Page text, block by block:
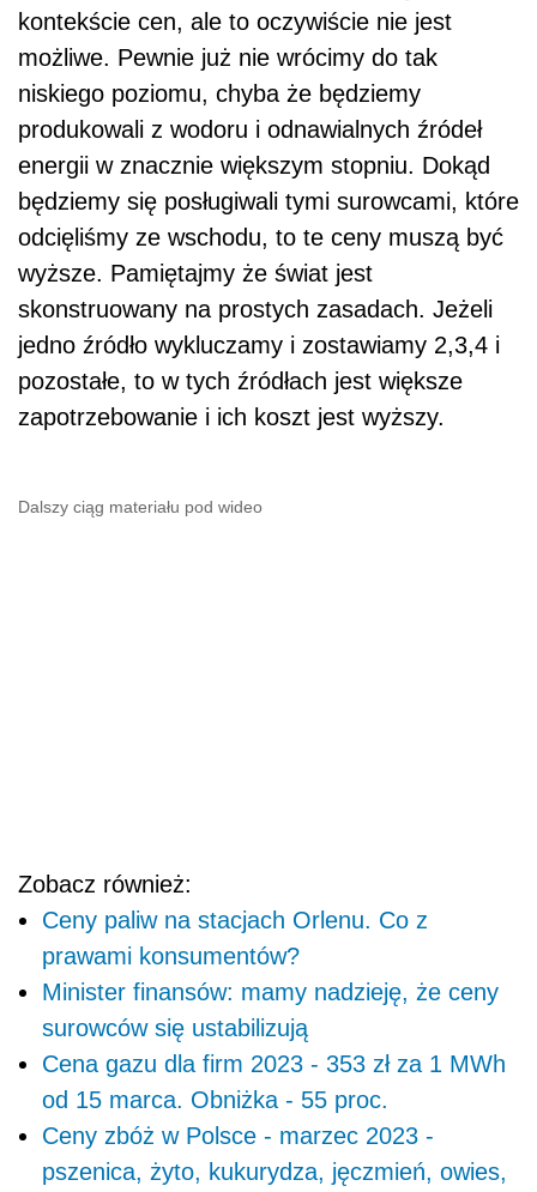
kontekście cen, ale to oczywiście nie jest
możliwe. Pewnie już nie wrócimy do tak
niskiego poziomu, chyba że będziemy
produkowali z wodoru i odnawialnych źródeł
energii w znacznie większym stopniu. Dokąd
będziemy się posługiwali tymi surowcami, które
odcięliśmy ze wschodu, to te ceny muszą być
wyższe. Pamiętajmy że świat jest
skonstruowany na prostych zasadach. Jeżeli
jedno źródło wykluczamy i zostawiamy 2,3,4 i
pozostałe, to w tych źródłach jest większe
zapotrzebowanie i ich koszt jest wyższy.
Dalszy ciąg materiału pod wideo
Zobacz również:
Ceny paliw na stacjach Orlenu. Co z
prawami konsumentów?
Minister finansów: mamy nadzieję, że ceny
surowców się ustabilizują
Cena gazu dla firm 2023 - 353 zł za 1 MWh
od 15 marca. Obniżka - 55 proc.
Ceny zbóż w Polsce - marzec 2023 -
pszenica, żyto, kukurydza, jęczmień, owies,